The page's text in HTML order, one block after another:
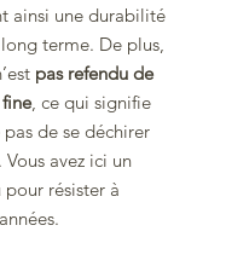
ainsi une durabilité
terme. De plus,
pas refendu de
, ce qui signifie
de se déchirer
avez ici un
résister à